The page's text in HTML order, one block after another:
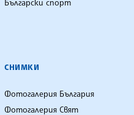
Български спорт
СНИМКИ
Фотогалерия България
Фотогалерия Свят